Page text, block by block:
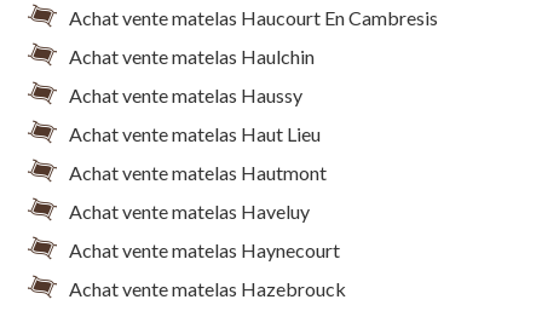
Achat vente matelas Haucourt En Cambresis
Achat vente matelas Haulchin
Achat vente matelas Haussy
Achat vente matelas Haut Lieu
Achat vente matelas Hautmont
Achat vente matelas Haveluy
Achat vente matelas Haynecourt
Achat vente matelas Hazebrouck